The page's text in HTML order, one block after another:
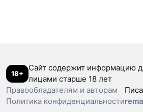
18+
Сайт содержит информацию
лицами старше 18 лет
Правообладателям и авторам
Политика конфиденциальности